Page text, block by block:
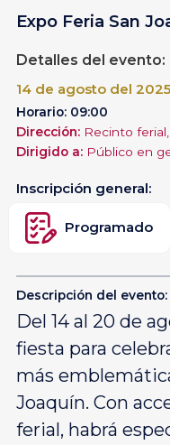
Expo Feria San
Detalles del evento:
14 de agosto del
Horario: 09:00
Dirección: Recinto ferial,
Dirigido a: Público en
Inscripción general:
Programado
Descripción del evento:
Del 14 al 20 de
fiesta para
más
Joaquín. Con
ferial, habrá